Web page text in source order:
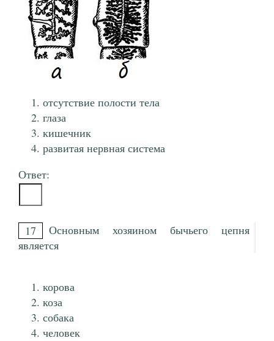
отсутствие полости тела
глаза
кишечник
развитая нервная система
Ответ:
17
Основным хозяином бычьего цепня
является
корова
коза
собака
человек